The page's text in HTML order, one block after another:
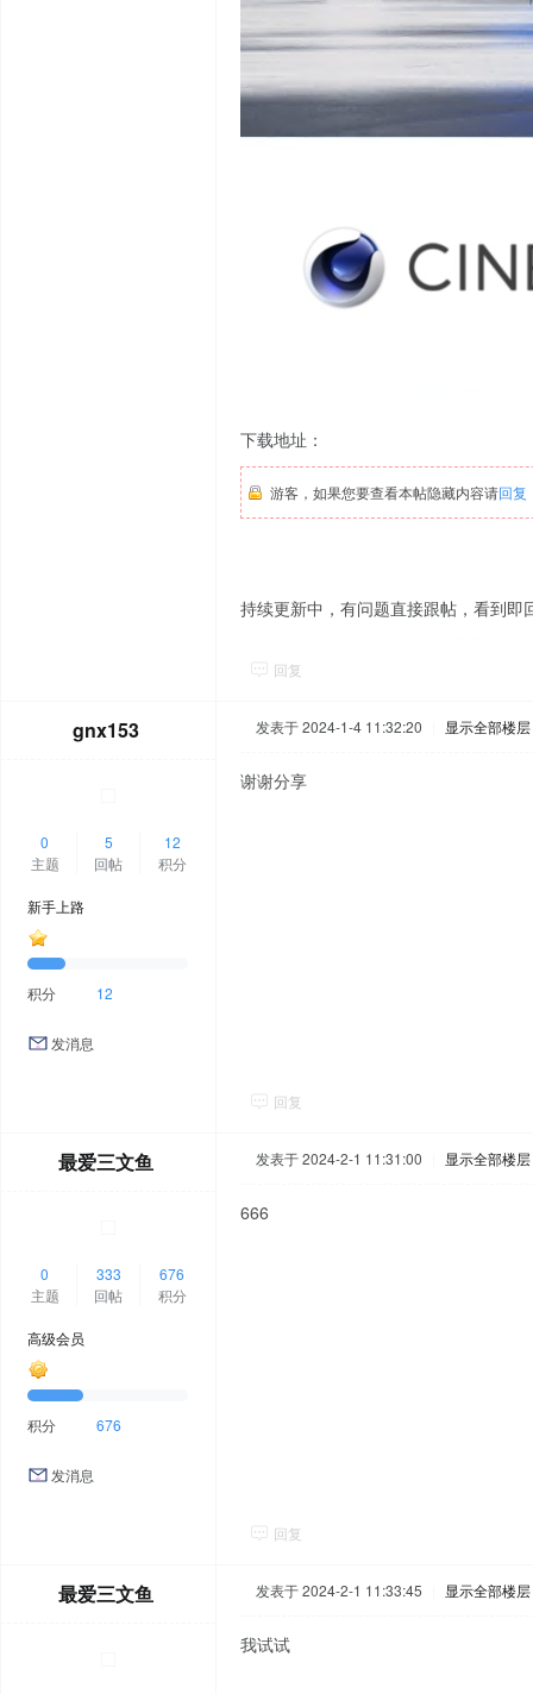
下载地址：
游客，如果您要查看本帖隐藏内容请回复
持续更新中，有问题直接跟帖，看到即
回复
gnx153
0
主题
5
回帖
12
积分
新手上路
积分 12
发消息
发表于 2024-1-4 11:32:20 显示全部楼层
谢谢分享
回复
最爱三文鱼
0
主题
333
回帖
676
积分
高级会员
积分 676
发消息
发表于 2024-2-1 11:31:00 显示全部楼层
666
回复
最爱三文鱼 发表于 2024-2-1 11:33:45 显示全部楼层
我试试